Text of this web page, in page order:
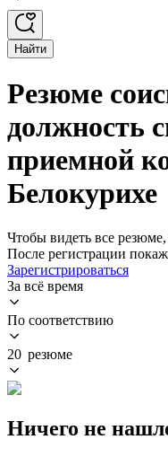
Найти
Резюме
должность
приемной
Белокурихе
Чтобы видеть все резюме,
После регистрации
Зарегистрироваться
За всё время
По соответствию
20 резюме
Ничего не